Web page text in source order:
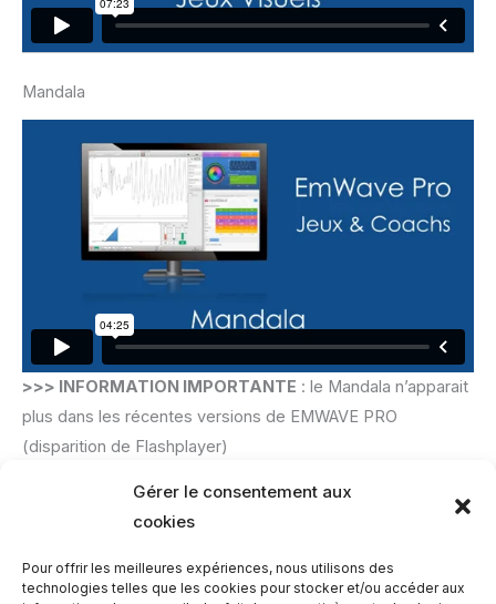
Gérer le consentement aux
cookies
Pour offrir les meilleures expériences, nous utilisons des
technologies telles que les cookies pour stocker et/ou accéder aux
Mandala
>>> INFORMATION IMPORTANTE : le Mandala n’apparait
plus dans les récentes versions de EMWAVE PRO
(disparition de Flashplayer)
Avez-vous une question ?